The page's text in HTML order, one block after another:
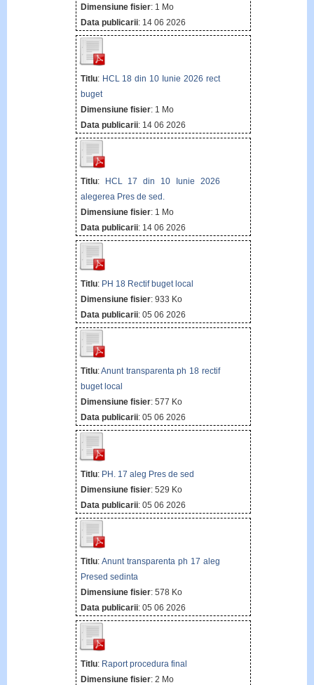
Dimensiune fisier: 1 Mo
Data publicarii: 14 06 2026
Titlu: HCL 18 din 10 Iunie 2026 rect
buget
Dimensiune fisier: 1 Mo
Data publicarii: 14 06 2026
Titlu:
HCL 17 din 10 Iunie 2026
alegerea Pres de sed.
Dimensiune fisier: 1 Mo
Data publicarii: 14 06 2026
Titlu: PH 18 Rectif buget local
Dimensiune fisier: 933 Ko
Data publicarii: 05 06 2026
Titlu:Anunt transparenta ph 18 rectif
buget local
Dimensiune fisier: 577 Ko
Data publicarii: 05 06 2026
Titlu: PH. 17 aleg Pres de sed
Dimensiune fisier: 529 Ko
Data publicarii: 05 06 2026
Titlu: Anunt transparenta ph 17 aleg
Presed sedinta
Dimensiune fisier: 578 Ko
Data publicarii: 05 06 2026
Titlu: Raport procedura final
Dimensiune fisier: 2 Mo